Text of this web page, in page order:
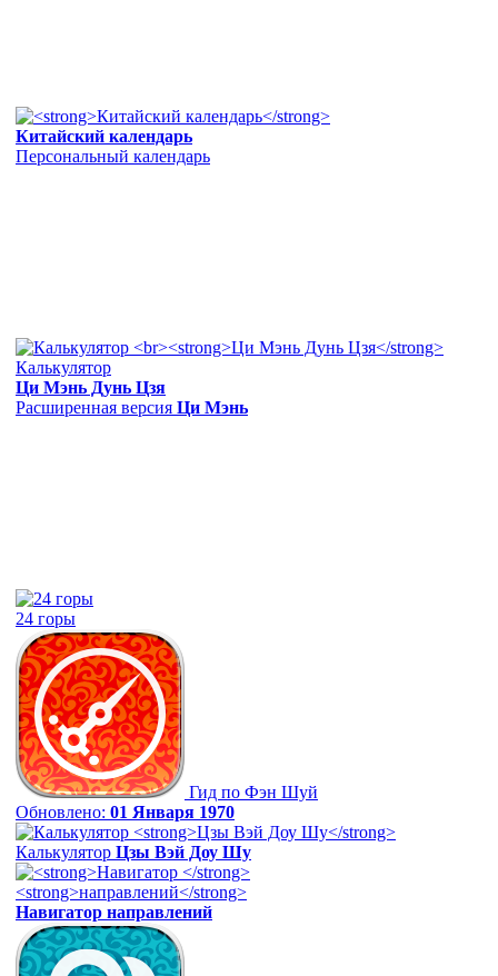
Китайский календарь
Персональный календарь
Калькулятор
Ци Мэнь Дунь Цзя
Расширенная версия Ци Мэнь
24 горы
Гид по Фэн Шуй
Обновлено: 01 Января 1970
Калькулятор Цзы Вэй Доу Шу
Навигатор направлений